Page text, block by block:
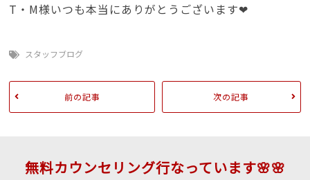
T・M様いつも本当にありがとうございます❤
スタッフブログ
前の記事 次の記事
無料カウンセリング行なっています🌸🌸